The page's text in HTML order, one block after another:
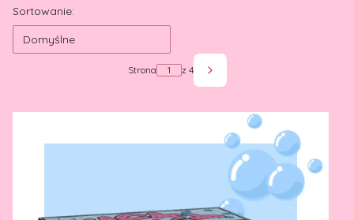
Lista produktów
Sortowanie:
Domyślne
Strona z 4 Następne produkty